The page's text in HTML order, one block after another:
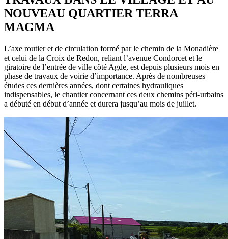
NOUVEAU QUARTIER TERRA
MAGMA
L’axe routier et de circulation formé par le chemin de la Monadière
et celui de la Croix de Redon, reliant l’avenue Condorcet et le
giratoire de l’entrée de ville côté Agde, est depuis plusieurs mois en
phase de travaux de voirie d’importance. Après de nombreuses
études ces dernières années, dont certaines hydrauliques
indispensables, le chantier concernant ces deux chemins péri-urbains
a débuté en début d’année et durera jusqu’au mois de juillet.